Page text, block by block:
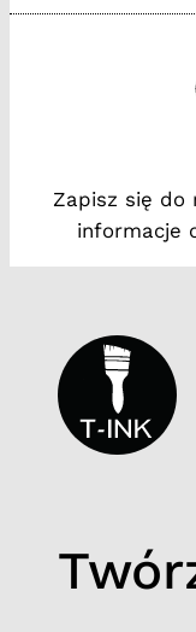
n
#
Zapisz się do
informacje